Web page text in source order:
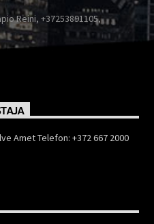
Reini, +37253891105,
Amet Telefon: +372 667 2000